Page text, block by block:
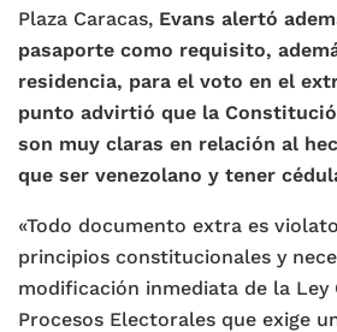
Plaza Caracas, Evans alertó
pasaporte como requisito,
residencia, para el voto en el
punto advirtió que la
son muy claras en relación al
que ser venezolano y tener
«Todo documento extra es
principios constitucionales y
modificación inmediata de la Ley
Procesos Electorales que exige